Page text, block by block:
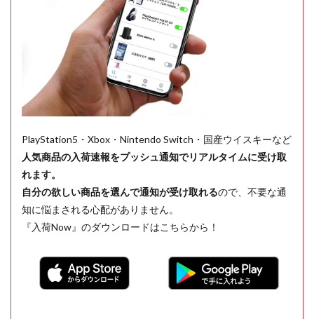
PlayStation5・Xbox・Nintendo Switch・国産ウイスキーなど
人気商品の入荷速報をプッシュ通知でリアルタイムに受け取
れます。
自分の欲しい商品を選んで通知が受け取れるので、不要な通
知に悩まされる心配がありません。
『入荷Now』のダウンロードはこちらから！